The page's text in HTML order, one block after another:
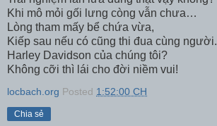
Khi mô mỏi gối lưng còng vẫn chưa…
Lòng tham mấy bể chứa vừa,
Kiếp sau nếu có cũng thi đua cùng người.
Harley Davidson của chúng tôi?
Không cỡi thì lái cho đời niềm vui!
locbach.org Posted 1:52:00 CH
Chia sẻ